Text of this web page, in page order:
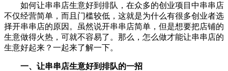
如何让串串店生意好到排队，在众多的创业项目中串串店
不仅经营简单，而且门槛较低，这就是为什么有很多创业者选
择开串串店的原因。虽然说开串串店简单，但是想要把店铺的
生意做得火热，可就不容易了。那么，怎么做才能让串串店的
生意好起来？一起来了解一下。
一、让串串店生意好到排队的一招